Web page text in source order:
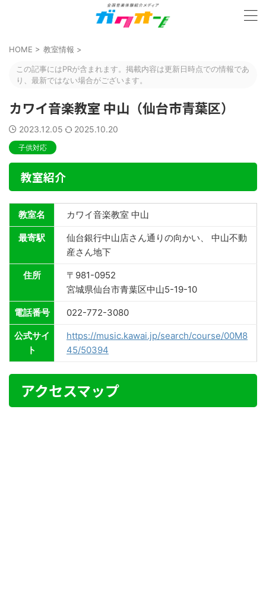
HOME > 教室情報 >
この記事にはPRが含まれます。掲載内容は更新日時点での情報であ
り、最新ではない場合がございます。
カワイ音楽教室 中山（仙台市青葉区）
2023.12.05 2025.10.20
子供対応
教室紹介
教室名 カワイ音楽教室 中山
最寄駅
仙台銀行中山店さん通りの向かい、 中山不動
産さん地下
住所
〒981-0952
宮城県仙台市青葉区中山5-19-10
電話番号 022-772-3080
公式サイ
ト
https://music.kawai.jp/search/course/00M8
45/50394
アクセスマップ